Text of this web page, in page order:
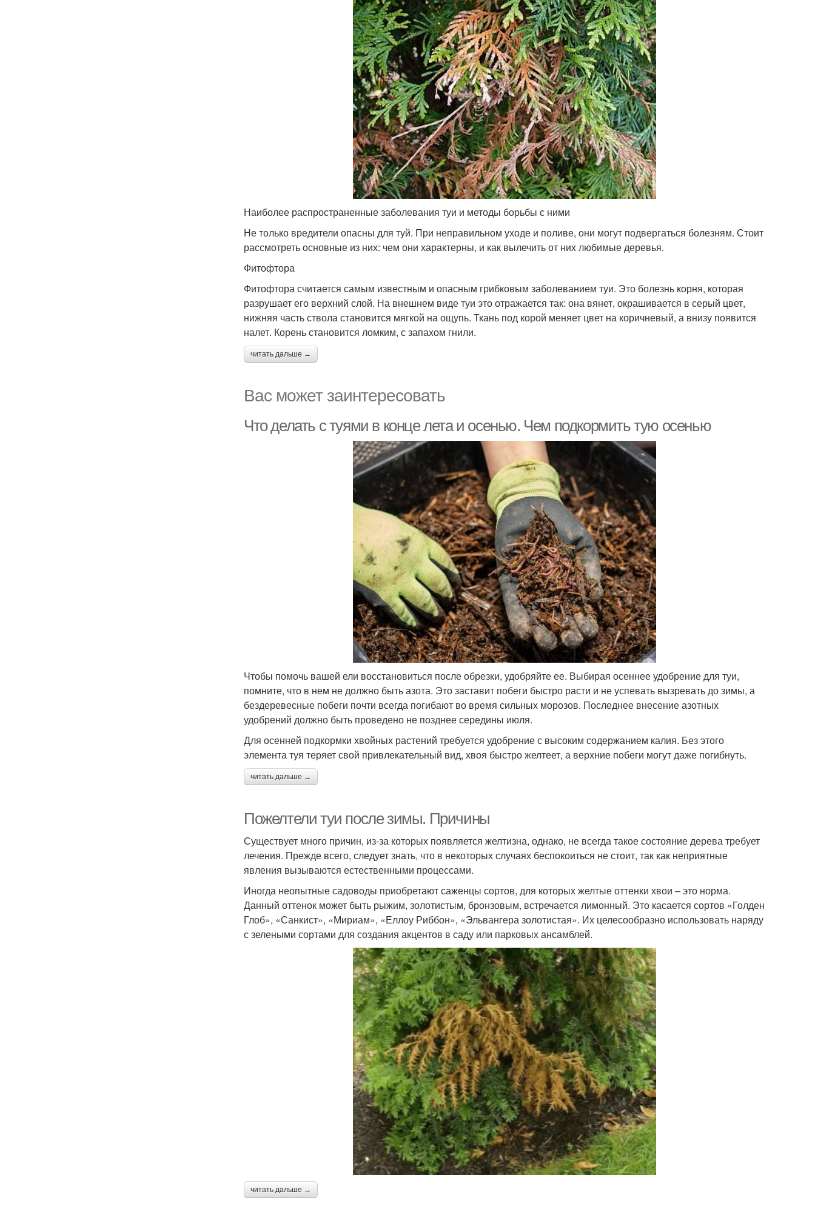
Наиболее распространенные заболевания туи и методы борьбы с ними
Не только вредители опасны для туй. При неправильном уходе и поливе, они могут подвергаться болезням. Стоит
рассмотреть основные из них: чем они характерны, и как вылечить от них любимые деревья.
Фитофтора
Фитофтора считается самым известным и опасным грибковым заболеванием туи. Это болезнь корня, которая
разрушает его верхний слой. На внешнем виде туи это отражается так: она вянет, окрашивается в серый цвет,
нижняя часть ствола становится мягкой на ощупь. Ткань под корой меняет цвет на коричневый, а внизу появится
налет. Корень становится ломким, с запахом гнили.
читать дальше →
Вас может заинтересовать
Что делать с туями в конце лета и осенью. Чем подкормить тую осенью
Чтобы помочь вашей ели восстановиться после обрезки, удобряйте ее. Выбирая осеннее удобрение для туи,
помните, что в нем не должно быть азота. Это заставит побеги быстро расти и не успевать вызревать до зимы, а
бездеревесные побеги почти всегда погибают во время сильных морозов. Последнее внесение азотных
удобрений должно быть проведено не позднее середины июля.
Для осенней подкормки хвойных растений требуется удобрение с высоким содержанием калия. Без этого
элемента туя теряет свой привлекательный вид, хвоя быстро желтеет, а верхние побеги могут даже погибнуть.
читать дальше →
Пожелтели туи после зимы. Причины
Существует много причин, из-за которых появляется желтизна, однако, не всегда такое состояние дерева требует
лечения. Прежде всего, следует знать, что в некоторых случаях беспокоиться не стоит, так как неприятные
явления вызываются естественными процессами.
Иногда неопытные садоводы приобретают саженцы сортов, для которых желтые оттенки хвои – это норма.
Данный оттенок может быть рыжим, золотистым, бронзовым, встречается лимонный. Это касается сортов «Голден
Глоб», «Санкист», «Мириам», «Еллоу Риббон», «Эльвангера золотистая». Их целесообразно использовать наряду
с зелеными сортами для создания акцентов в саду или парковых ансамблей.
читать дальше →